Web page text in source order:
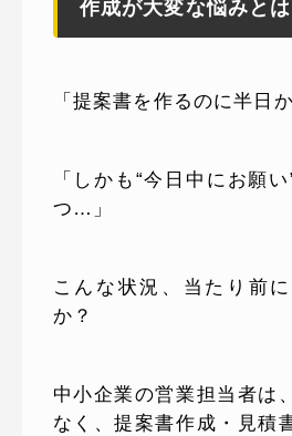
作成が大変な悩みとは
「提案書を作るのに半日
「しかも“今日中にお願
つ…」
こんな状況、当たり前
か？
中小企業の営業担当者は
なく、提案書作成・見積